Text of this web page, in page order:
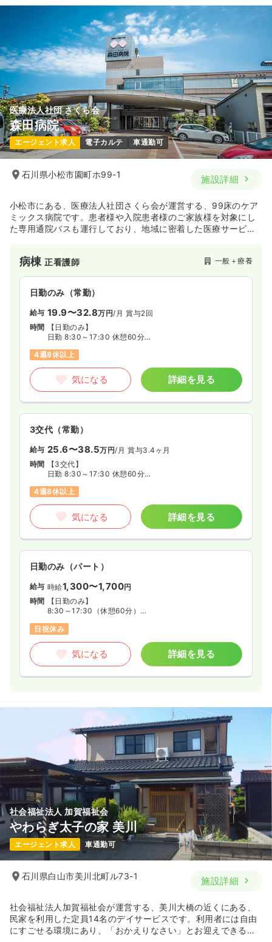
医療法人社団 さくら会
森田病院
エージェント求人 電子カルテ 車通勤可
石川県小松市園町ホ99-1 施設詳細
小松市にある、医療法人社団さくら会が運営する、99床のケア
ミックス病院です。患者様や入院患者様のご家族様を対象にし
た専用通院バスも運行しており、地域に密着した医療サービス
科・ペインクリニック、外科・消化器科・脳神経外科・眼科
と、各科専門医が診療にあたる体制で充実した医療を提供して
います。
病棟正看護師 一般＋療養
日勤のみ（常勤）
給与 19.9〜32.8万円/月 賞与2回
時間
【日勤のみ】
日勤 8:30～17:30 休憩60分
※病棟により頻度は少ないですが
早番 6:00～15:00
遅番 13:00～22:00
のシフトもあります。
4週8休以上
気になる 詳細を見る
3交代（常勤）
給与 25.6〜38.5万円/月 賞与3.4ヶ月
時間
【3交代】
日勤 8:30～17:30 休憩60分
深夜勤 0:00～翌9:00 休憩60分
※準夜勤・深夜勤は計月8回程度
※病棟により頻度は少ないですが
遅番 13:00～22:00
のシフトもあります。
4週8休以上
気になる 詳細を見る
日勤のみ（パート）
給与 時給1,300〜1,700円
時間
【日勤のみ】
8:30～17:30（休憩60分）
または、8:30～18:00の間で4時間以上
日祝休み
気になる 詳細を見る
社会福祉法人 加賀福祉会
やわらぎ太子の家 美川
エージェント求人 車通勤可
石川県白山市美川北町ル73-1 施設詳細
社会福祉法人加賀福祉会が運営する、美川大橋の近くにある、
民家を利用した定員14名のデイサービスです。利用者には自由
にすごせる環境にあり、「おかえりなさい」とお迎えできるア